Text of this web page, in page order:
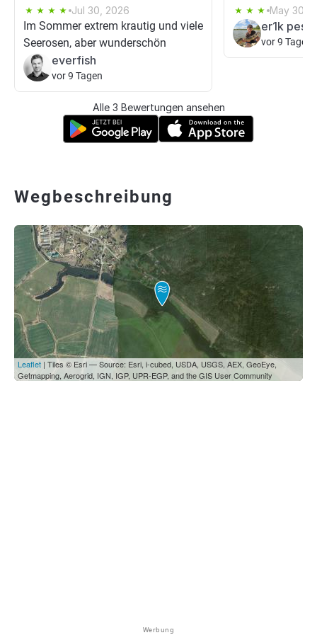
Jul 30, 2026
Im Sommer extrem krautig und viele
Seerosen, aber wunderschön
everfish
vor 9 Tagen
May 30,
er1k
vor 9 Tagen
Alle 3 Bewertungen ansehen
Wegbeschreibung
Leaflet | Tiles © Esri — Source: Esri, i-cubed, USDA, USGS, AEX, GeoEye,
Getmapping, Aerogrid, IGN, IGP, UPR-EGP, and the GIS User Community
Werbung